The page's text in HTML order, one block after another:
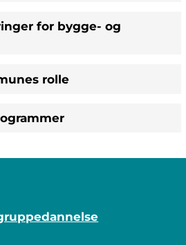
for bygge- og
rolle